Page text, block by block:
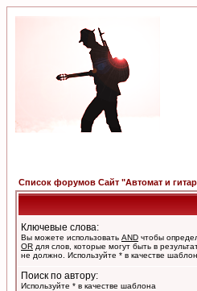
Список форумов Сайт "Автомат и
Ключевые слова:
Вы можете использовать AND чтобы
OR для слов, которые могут быть в
не должно. Используйте * в качестве
Поиск по автору:
Используйте * в качестве шаблона